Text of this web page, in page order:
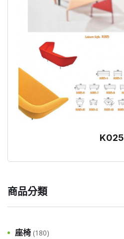
K025
商品分類
座椅 (180)